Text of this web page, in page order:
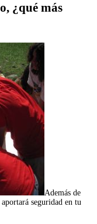
¿qué más
Además de
seguridad en tu